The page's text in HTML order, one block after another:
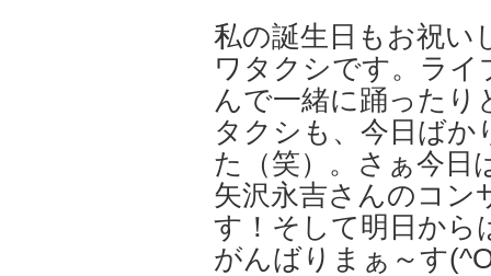
私の誕生日もお祝い
ワタクシです。ライ
んで一緒に踊ったり
タクシも、今日ばか
た（笑）。さぁ今日
矢沢永吉さんのコン
す！そして明日から
がんばりまぁ～す